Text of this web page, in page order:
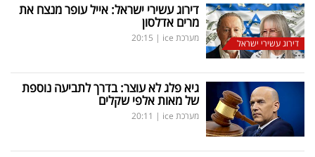
דירוג עשירי ישראל
דירוג עשירי ישראל: אייל עופר מנצח את
מרים אדלסון
מערכת ice |
20:15
גיא פלג לא עוצר: בדרך לתביעה נוספת
של מאות אלפי שקלים
מערכת ice |
20:11